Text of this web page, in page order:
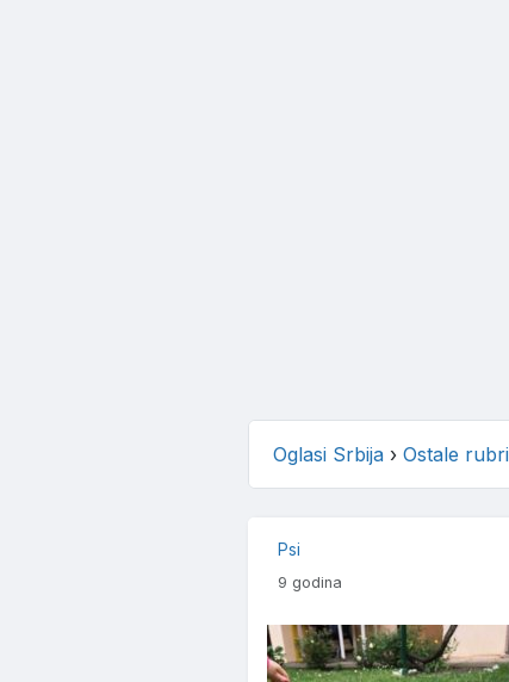
Oglasi Srbija› Ostale
Psi
9 godina